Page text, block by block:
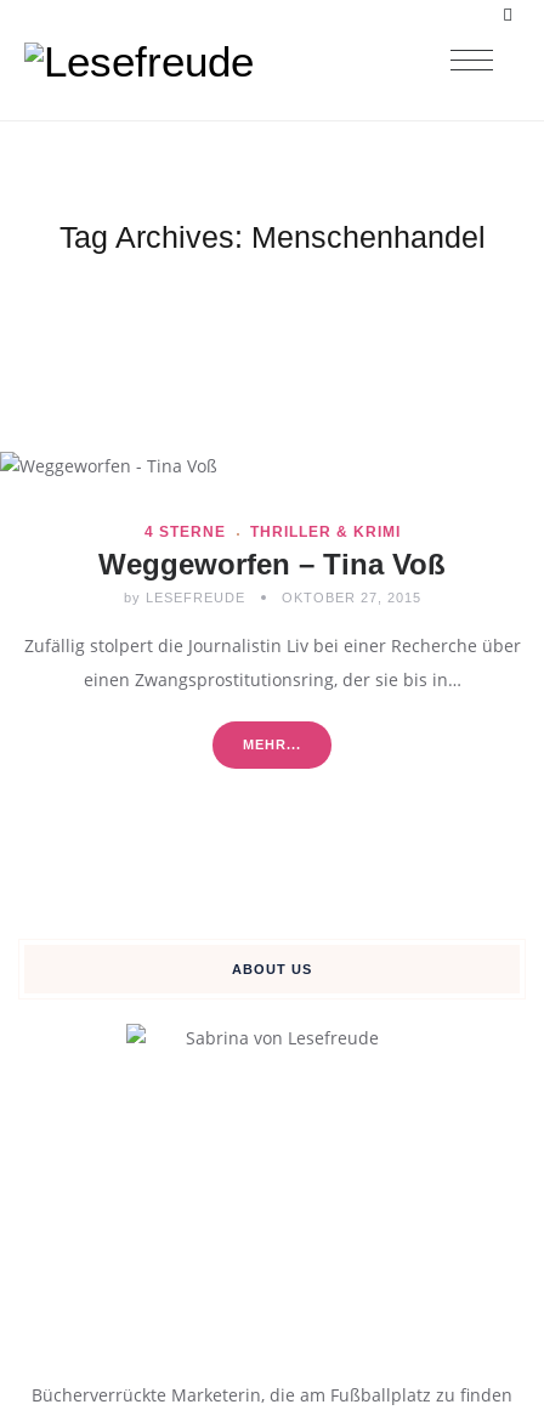
Tag Archives: Menschenhandel
4 STERNE THRILLER & KRIMI
Weggeworfen – Tina Voß
by LESEFREUDE OKTOBER 27, 2015
Zufällig stolpert die Journalistin Liv bei einer Recherche über
einen Zwangsprostitutionsring, der sie bis in…
MEHR...
ABOUT US
Bücherverrückte Marketerin, die am Fußballplatz zu finden